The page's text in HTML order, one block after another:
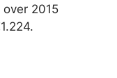
2015